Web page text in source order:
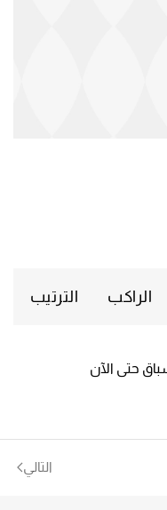
الراكب الترتيب
حتى الآن
التالي